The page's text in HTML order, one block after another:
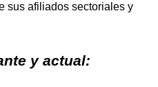
sus afiliados sectoriales y
y actual: